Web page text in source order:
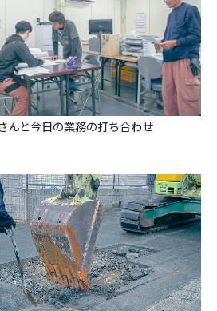
んと今日の業務の打ち合わせ